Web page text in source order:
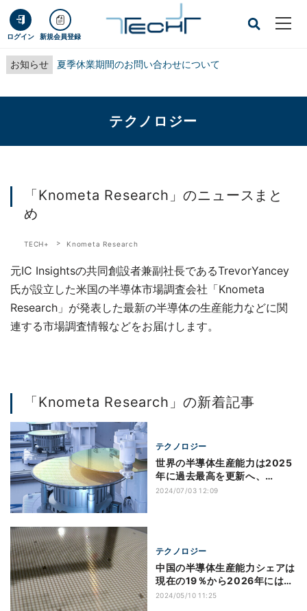
ログイン 新規会員登録
お知らせ 夏季休業期間のお問い合わせについて
テクノロジー
「Knometa Research」のニュースまと
め
TECH+ Knometa Research
元IC Insightsの共同創設者兼副社長であるTrevorYancey
氏が設立した米国の半導体市場調査会社「Knometa
Research」が発表した最新の半導体の生産能力などに関
連する市場調査情報などをお届けします。
「Knometa Research」の新着記事
テクノロジー
世界の半導体生産能力は2025
年に過去最高を更新へ、
Knometa予測
2024/07/03 12:09
テクノロジー
中国の半導体生産能力シェアは
現在の19％から2026年には世
界最大に、Knometa予測
2024/05/10 11:25